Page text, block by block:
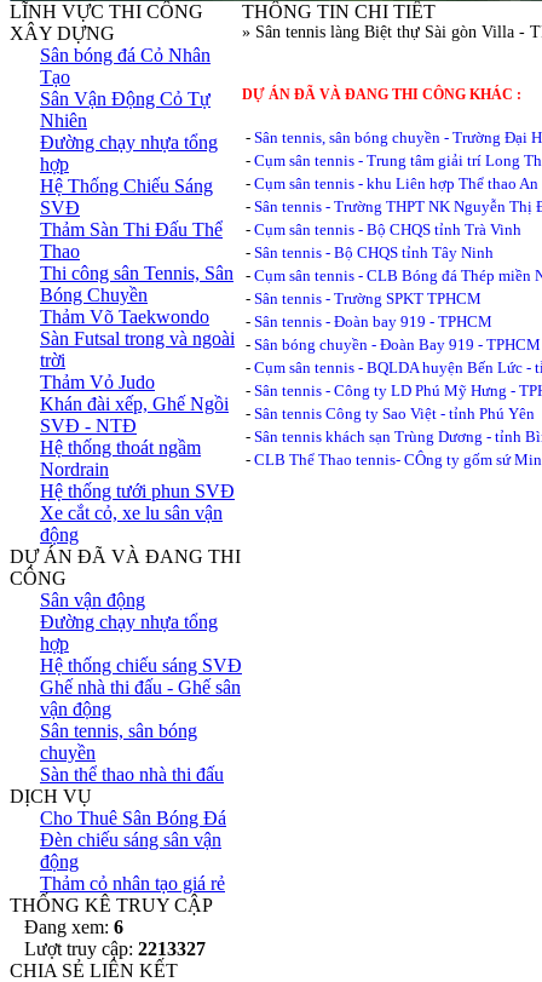
LĨNH VỰC THI CÔNG
XÂY DỰNG
Sân bóng đá Cỏ Nhân
Tạo
Sân Vận Động Cỏ Tự
Nhiên
Đường chạy nhựa tổng
hợp
Hệ Thống Chiếu Sáng
SVĐ
Thảm Sàn Thi Đấu Thể
Thao
Thi công sân Tennis, Sân
Bóng Chuyền
Thảm Võ Taekwondo
Sàn Futsal trong và ngoài
trời
Thảm Vỏ Judo
Khán đài xếp, Ghế Ngồi
SVĐ - NTĐ
Hệ thống thoát ngầm
Nordrain
Hệ thống tưới phun SVĐ
Xe cắt cỏ, xe lu sân vận
động
DỰ ÁN ĐÃ VÀ ĐANG THI
CÔNG
Sân vận động
Đường chạy nhựa tổng
hợp
Hệ thống chiếu sáng SVĐ
Ghế nhà thi đấu - Ghế sân
vận động
Sân tennis, sân bóng
chuyền
Sàn thể thao nhà thi đấu
DỊCH VỤ
Cho Thuê Sân Bóng Đá
Đèn chiếu sáng sân vận
động
Thảm cỏ nhân tạo giá rẻ
THỐNG KÊ TRUY CẬP
Đang xem: 6
Lượt truy cập: 2213327
CHIA SẺ LIÊN KẾT
THÔNG TIN CHI TIẾT
» Sân tennis làng Biệt thự Sài gòn Villa -
DỰ ÁN ĐÃ VÀ ĐANG THI CÔNG KHÁC :
- Sân tennis, sân bóng chuyền - Trường Đại
- Cụm sân tennis - Trung tâm giải trí Long
- Cụm sân tennis - khu Liên hợp Thể thao
- Sân tennis - Trường THPT NK Nguyễn Thị
- Cụm sân tennis - Bộ CHQS tỉnh Trà Vinh
- Sân tennis - Bộ CHQS tỉnh Tây Ninh
- Cụm sân tennis - CLB Bóng đá Thép miền
- Sân tennis - Trường SPKT TPHCM
- Sân tennis - Đoàn bay 919 - TPHCM
- Sân bóng chuyền - Đoàn Bay 919 - TPHCM
- Cụm sân tennis - BQLDA huyện Bến Lức -
- Sân tennis - Công ty LD Phú Mỹ Hưng -
- Sân tennis Công ty Sao Việt - tỉnh Phú Yên
- Sân tennis khách sạn Trùng Dương - tỉnh
- CLB Thể Thao tennis- CÔng ty gốm sứ